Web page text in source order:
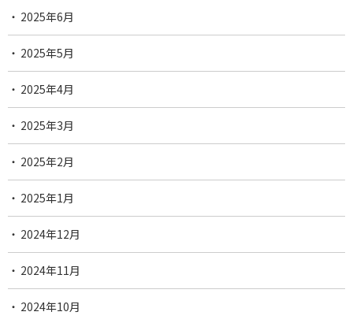
2025年6月
2025年5月
2025年4月
2025年3月
2025年2月
2025年1月
2024年12月
2024年11月
2024年10月